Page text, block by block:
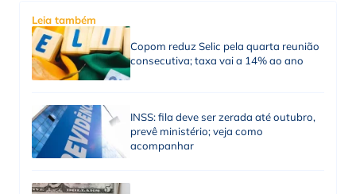
Leia também
Copom reduz Selic pela quarta reunião
consecutiva; taxa vai a 14% ao ano
INSS: fila deve ser zerada até outubro,
prevê ministério; veja como
acompanhar